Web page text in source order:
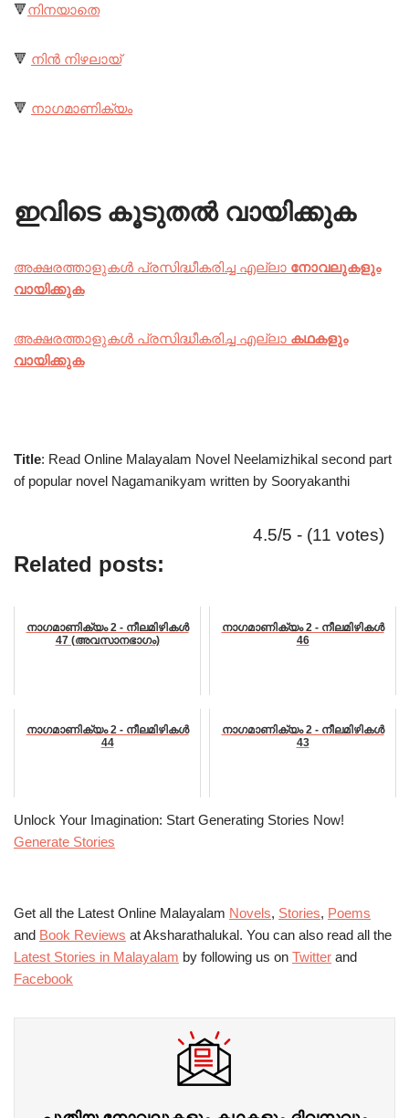
🔻നിനയാതെ
🔻 നിൻ നിഴലായ്
🔻 നാഗമാണിക്യം
ഇവിടെ കൂടുതൽ വായിക്കുക
അക്ഷരത്താളുകൾ പ്രസിദ്ധീകരിച്ച എല്ലാ നോവലുകളും
വായിക്കുക
അക്ഷരത്താളുകൾ പ്രസിദ്ധീകരിച്ച എല്ലാ കഥകളും
വായിക്കുക
Title: Read Online Malayalam Novel Neelamizhikal second part
of popular novel Nagamanikyam written by Sooryakanthi
4.5/5 - (11 votes)
Related posts:
നാഗമാണിക്യം 2 - നീലമിഴികൾ
47 (അവസാനഭാഗം)
നാഗമാണിക്യം 2 - നീലമിഴികൾ
46
നാഗമാണിക്യം 2 - നീലമിഴികൾ
44
നാഗമാണിക്യം 2 - നീലമിഴികൾ
43
Unlock Your Imagination: Start Generating Stories Now!
Generate Stories
Get all the Latest Online Malayalam Novels, Stories, Poems
and Book Reviews at Aksharathalukal. You can also read all the
Latest Stories in Malayalam by following us on Twitter and
Facebook